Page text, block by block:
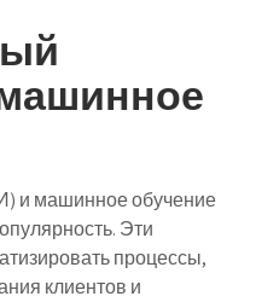
и машинное обучение
Эти
процессы,
клиентов и